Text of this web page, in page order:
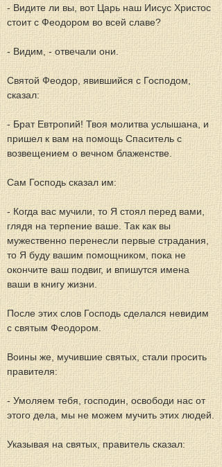
- Видите ли вы, вот Царь наш Иисус Христос
стоит с Феодором во всей славе?
- Видим, - отвечали они.
Святой Феодор, явившийся с Господом,
сказал:
- Брат Евтропий! Твоя молитва услышана, и
пришел к вам на помощь Спаситель с
возвещением о вечном блаженстве.
Сам Господь сказал им:
- Когда вас мучили, то Я стоял перед вами,
глядя на терпение ваше. Так как вы
мужественно перенесли первые страдания,
то Я буду вашим помощником, пока не
окончите ваш подвиг, и впишутся имена
ваши в книгу жизни.
После этих слов Господь сделался невидим
с святым Феодором.
Воины же, мучившие святых, стали просить
правителя:
- Умоляем тебя, господин, освободи нас от
этого дела, мы не можем мучить этих людей.
Указывая на святых, правитель сказал: